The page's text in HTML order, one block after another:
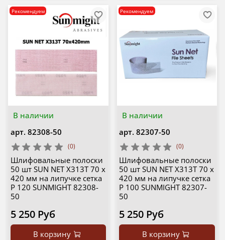
В наличии
Рекомендуем
арт. 82308-50
(0)
Шлифовальные полоски
50 шт SUN NET X313T 70 х
420 мм на липучке сетка
P 120 SUNMIGHT 82308-
50
5 250 Руб
В корзину
В наличии
Рекомендуем
арт. 82307-50
(0)
Шлифовальные полоски
50 шт SUN NET X313T 70 х
420 мм на липучке сетка
P 100 SUNMIGHT 82307-
50
5 250 Руб
В корзину